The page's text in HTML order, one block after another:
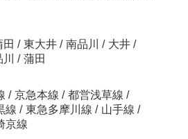
田 / 東大井 / 南品川 / 大井 /
/ 蒲田
/ 京急本線 / 都営浅草線 /
線 / 東急多摩川線 / 山手線 /
京線